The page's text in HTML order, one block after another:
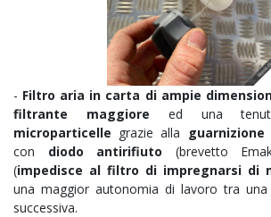
- Filtro aria in carta di ampie
filtrante maggiore ed una
microparticelle grazie alla guarnizione
con diodo antirifiuto (brevetto
(impedisce al filtro di impregnarsi di
una maggior autonomia di lavoro tra
successiva.